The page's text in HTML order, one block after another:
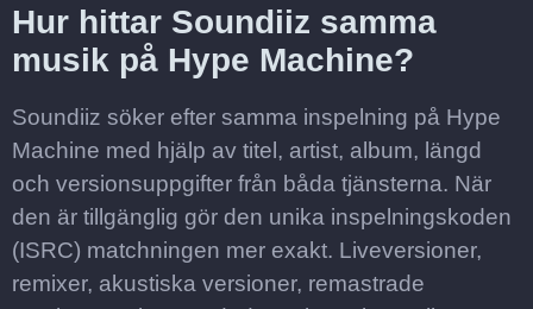
Hur hittar Soundiiz samma
musik på Hype Machine?
Soundiiz söker efter samma inspelning på Hype
Machine med hjälp av titel, artist, album, längd
och versionsuppgifter från båda tjänsterna. När
den är tillgänglig gör den unika inspelningskoden
(ISRC) matchningen mer exakt. Liveversioner,
remixer, akustiska versioner, remastrade